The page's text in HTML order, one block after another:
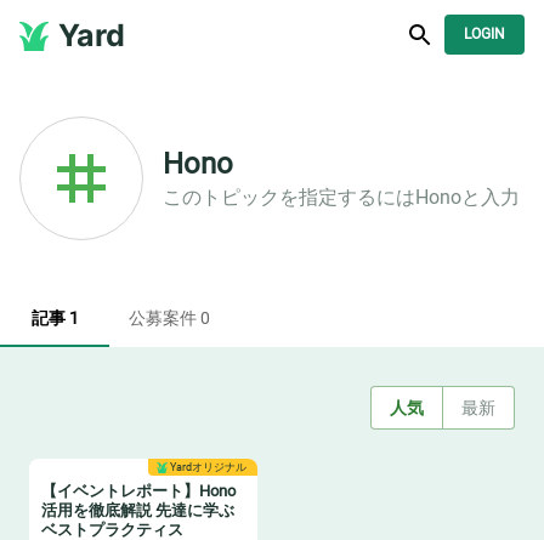
Yard LOGIN
Hono
このトピックを指定するにはHonoと入力
記事 1 公募案件 0
人気 最新
Yardオリジナル
【イベントレポート】Hono
活用を徹底解説 先達に学ぶ
ベストプラクティス